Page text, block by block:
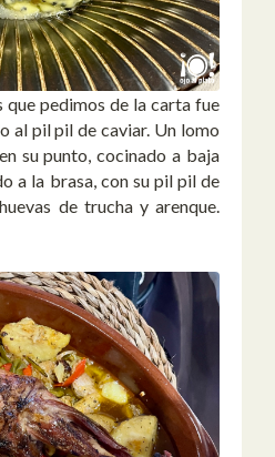
que pedimos de la carta fue
al pil pil de caviar. Un lomo
su punto, cocinado a baja
a la brasa, con su pil pil de
de trucha y arenque.